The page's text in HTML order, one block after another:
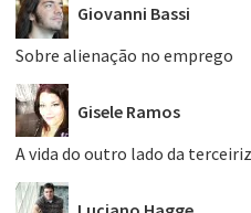
Giovanni Bassi
Sobre alienação no emprego
Gisele Ramos
A vida do outro lado da